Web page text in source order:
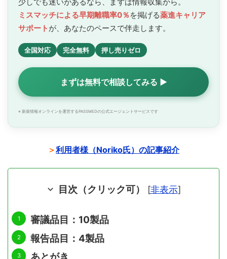
ミスマッチによる早期離職率0％を掲げる薬進キャリア
サポート が、あなたのペースで伴走します。
全国対応 完全無料 押し売りゼロ
まずは無料で相談してみる ▶
※ 新薬情報オンラインを運営するPASSMEDの公式エージェントサービスです
＞利用者様（Noriko氏）の記事紹介
目次（クリック可） [非表示]
審議品目：10製品
報告品目：4製品